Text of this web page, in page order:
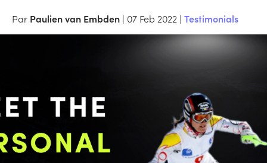
Par Paulien van Embden | 07 Feb 2022 | Testimonials